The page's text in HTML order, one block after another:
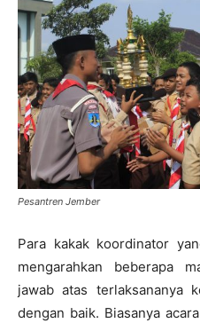
Pesantren Jember
Para kakak koordinator
mengarahkan beberapa
jawab atas terlaksananya
dengan baik. Biasanya